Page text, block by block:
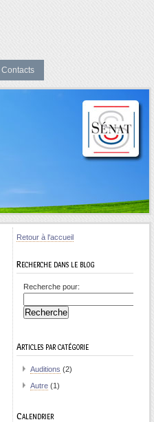
Contacts
Retour à l'accueil
Recherche dans le blog
Recherche pour:
Articles par catégorie
Auditions (2)
Autre (1)
Calendrier